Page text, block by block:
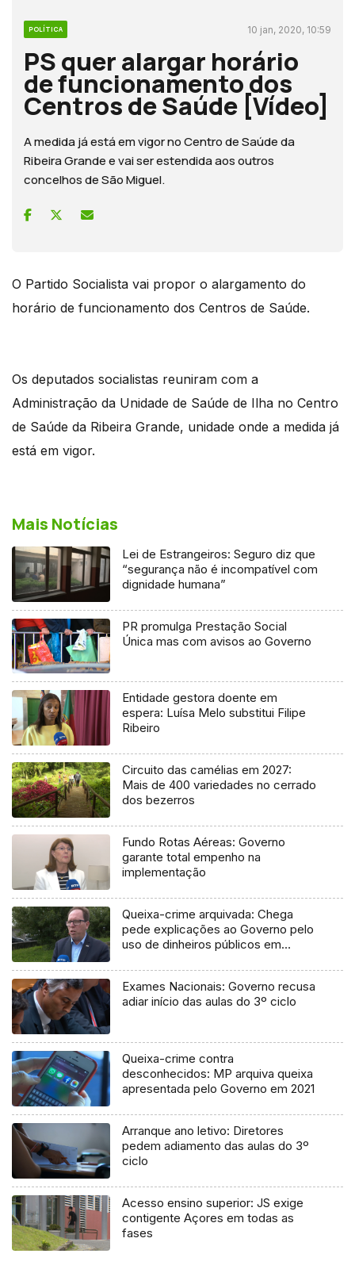
POLÍTICA 10 jan, 2020, 10:59
PS quer alargar horário
de funcionamento dos
Centros de Saúde [Vídeo]
A medida já está em vigor no Centro de Saúde da
Ribeira Grande e vai ser estendida aos outros
concelhos de São Miguel.
O Partido Socialista vai propor o alargamento do
horário de funcionamento dos Centros de Saúde.
Os deputados socialistas reuniram com a
Administração da Unidade de Saúde de Ilha no Centro
de Saúde da Ribeira Grande, unidade onde a medida já
está em vigor.
Mais Notícias
Lei de Estrangeiros: Seguro diz que
“segurança não é incompatível com
dignidade humana”
PR promulga Prestação Social
Única mas com avisos ao Governo
Entidade gestora doente em
espera: Luísa Melo substitui Filipe
Ribeiro
Circuito das camélias em 2027:
Mais de 400 variedades no cerrado
dos bezerros
Fundo Rotas Aéreas: Governo
garante total empenho na
implementação
Queixa-crime arquivada: Chega
pede explicações ao Governo pelo
uso de dinheiros públicos em
Exames Nacionais: Governo recusa
adiar início das aulas do 3º ciclo
Queixa-crime contra
desconhecidos: MP arquiva queixa
apresentada pelo Governo em 2021
Arranque ano letivo: Diretores
pedem adiamento das aulas do 3º
ciclo
Acesso ensino superior: JS exige
contigente Açores em todas as
fases